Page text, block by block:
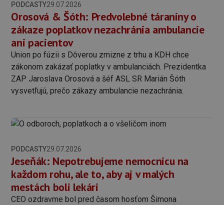
PODCASTY29.07.2026
Orosová & Šóth: Predvolebné táraniny o
zákaze poplatkov nezachránia ambulancie
ani pacientov
Union po fúzii s Dôverou zmizne z trhu a KDH chce
zákonom zakázať poplatky v ambulanciách. Prezidentka
ZAP Jaroslava Orosová a šéf ASL SR Marián Šóth
vysvetľujú, prečo zákazy ambulancie nezachránia.
PODCASTY29.07.2026
Jeseňák: Nepotrebujeme nemocnicu na
každom rohu, ale to, aby aj v malých
mestách boli lekári
CEO ozdravme bol pred časom hosťom Šimona